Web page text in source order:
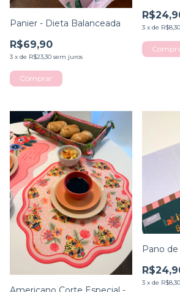
Panier - Dieta Balanceada
R$69,90
3 x de R$23,30 sem juros
3 x de R$8,30
Pano
3 x de R$8,30